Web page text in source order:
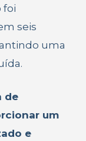
foi
seis
uma
de
um
e